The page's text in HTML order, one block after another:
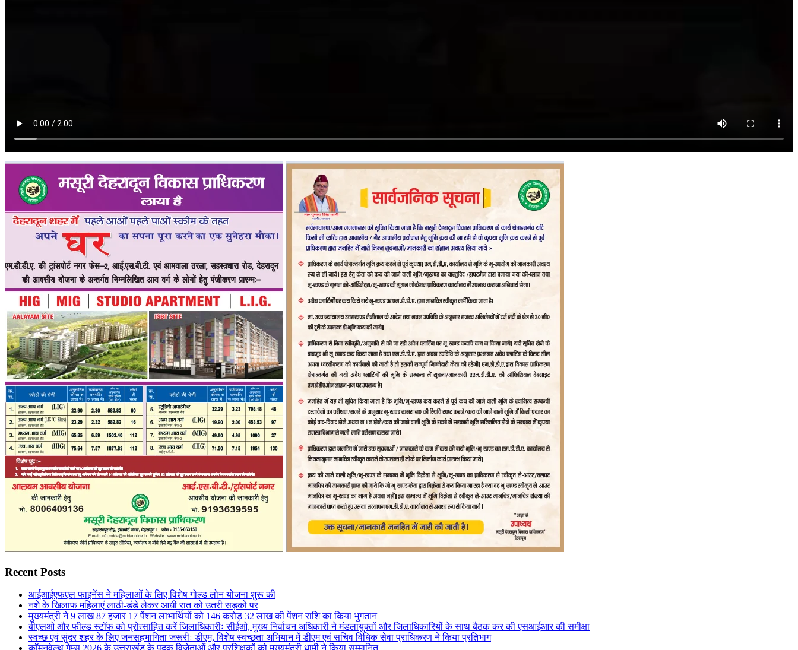
Recent Posts
आईआईएफएल फाइनेंस ने महिलाओं के लिए विशेष गोल्ड लोन योजना शुरू की
नशे के खिलाफ महिलाएं लाठी-डंडे लेकर आधी रात को उतरी सड़कों पर
मुख्यमंत्री ने 9 लाख 87 हजार 17 पेंशन लाभार्थियों को 146 करोड़ 32 लाख की पेंशन राशि का किया भुगतान
बीएलओ और फील्ड स्टॉफ को प्रोत्साहित करें जिलाधिकारीः सीईओ, मुख्य निर्वाचन अधिकारी ने मंडलायुक्तों और जिलाधिकारियों के साथ बैठक कर की एसआईआर की समीक्षा
स्वच्छ एवं सुंदर शहर के लिए जनसहभागिता जरूरीः डीएम, विशेष स्वच्छता अभियान में डीएम एवं सचिव विधिक सेवा प्राधिकरण ने किया प्रतिभाग